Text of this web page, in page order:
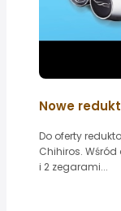
Nowe
Do oferty
Chihiros.
i 2 zegarami...